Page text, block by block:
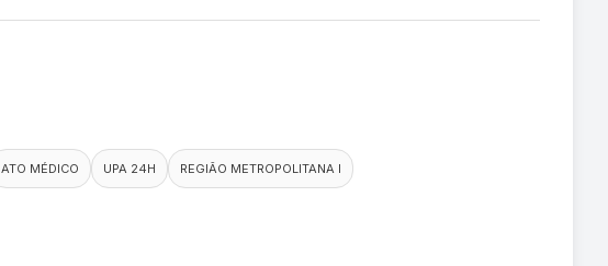
ATO MÉDICO UPA 24H REGIÃO METROPOLITANA I